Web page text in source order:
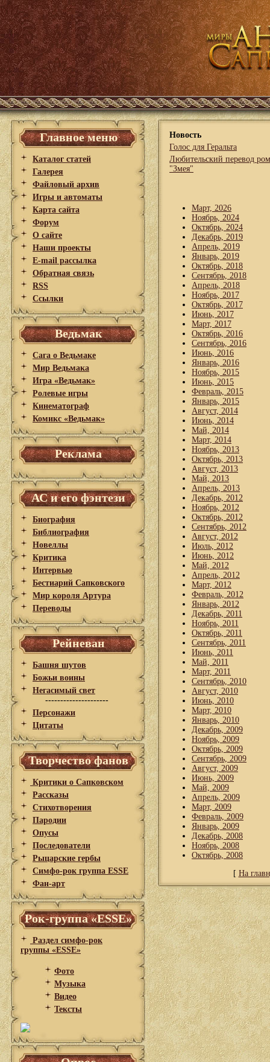
Главное меню
Каталог статей
Галерея
Файловый архив
Игры и автоматы
Карта сайта
Форум
О сайте
Наши проекты
E-mail рассылка
Обратная связь
RSS
Ссылки
Ведьмак
Сага о Ведьмаке
Мир Ведьмака
Игра «Ведьмак»
Ролевые игры
Кинематограф
Комикс «Ведьмак»
Реклама
АС и его фэнтези
Биография
Библиография
Новеллы
Критика
Интервью
Бестиарий Сапковского
Мир короля Артура
Переводы
Рейневан
Башня шутов
Божьи воины
Негасимый свет
---------------------
Персонажи
Цитаты
Творчество фанов
Критики о Сапковском
Рассказы
Стихотворения
Пародии
Опусы
Последователи
Рыцарские гербы
Симфо-рок группа ESSE
Фан-арт
Рок-группа «ESSE»
Раздел симфо-рок
группы «ESSE»
Фото
Музыка
Видео
Тексты
Новость
Голос для Геральта
Любительский перевод
"Змея"
Март, 2026
Ноябрь, 2024
Октябрь, 2024
Декабрь, 2019
Апрель, 2019
Январь, 2019
Октябрь, 2018
Сентябрь, 2018
Апрель, 2018
Ноябрь, 2017
Октябрь, 2017
Июнь, 2017
Март, 2017
Октябрь, 2016
Сентябрь, 2016
Июнь, 2016
Январь, 2016
Ноябрь, 2015
Июнь, 2015
Февраль, 2015
Январь, 2015
Август, 2014
Июнь, 2014
Май, 2014
Март, 2014
Ноябрь, 2013
Октябрь, 2013
Август, 2013
Май, 2013
Апрель, 2013
Декабрь, 2012
Ноябрь, 2012
Октябрь, 2012
Сентябрь, 2012
Август, 2012
Июль, 2012
Июнь, 2012
Май, 2012
Апрель, 2012
Март, 2012
Февраль, 2012
Январь, 2012
Декабрь, 2011
Ноябрь, 2011
Октябрь, 2011
Сентябрь, 2011
Июнь, 2011
Май, 2011
Март, 2011
Сентябрь, 2010
Август, 2010
Июнь, 2010
Март, 2010
Январь, 2010
Декабрь, 2009
Ноябрь, 2009
Октябрь, 2009
Сентябрь, 2009
Август, 2009
Июнь, 2009
Май, 2009
Апрель, 2009
Март, 2009
Февраль, 2009
Январь, 2009
Декабрь, 2008
Ноябрь, 2008
Октябрь, 2008
[ На